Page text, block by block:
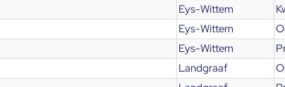
Eys-Wittem
Eys-Wittem
Eys-Wittem
Landgraaf